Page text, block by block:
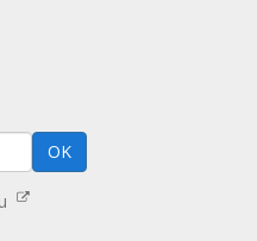
hodín zadarmo
Pošlite nám tip
OK